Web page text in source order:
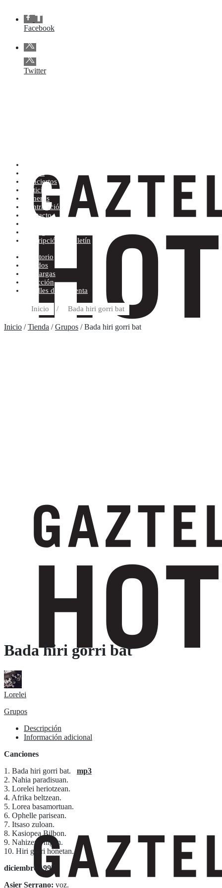
Facebook
Twitter
Tienda
Conciertos
Noticias
Géneros
Contratación
Contacto
Suscripción al boletín
Escritorio
Pedidos
Descargas
Dirección
Detalles de la cuenta
Inicio / Bada hiri gorri bat
Inicio /Tienda /Grupos / Bada hiri gorri bat
Bada hiri gorri bat
Lorelei
Grupos
Descripción
Información adicional
Canciones
1. Bada hiri gorri bat. mp3
2. Nahia paradisuan.
3. Lorelei heriotzean.
4. Afrika beltzean.
5. Lorea basamortuan.
6. Ophelle parisean.
7. Itsaso zuloan.
8. Kasiopea Bilbon.
9. Nahizena nigan.
10. Hiri gorri honetan.
diciembre 1997
Asier Serrano: voz.